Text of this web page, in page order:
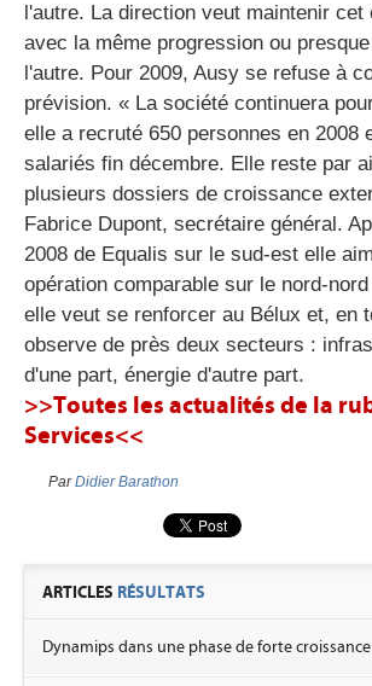
l'autre. La direction veut maintenir cet
avec la même progression ou
l'autre. Pour 2009, Ausy se refuse à
prévision. « La société continuera
elle a recruté 650 personnes en 2008
salariés fin décembre. Elle reste par
plusieurs dossiers de croissance
Fabrice Dupont, secrétaire général.
2008 de Equalis sur le sud-est elle
opération comparable sur le nord-
elle veut se renforcer au Bélux et, en
observe de près deux secteurs :
d'une part, énergie d'autre part.
>>Toutes les actualités de la
Services<<
ParDidier Barathon
ARTICLES RÉSULTATS
Dynamips dans une phase de forte